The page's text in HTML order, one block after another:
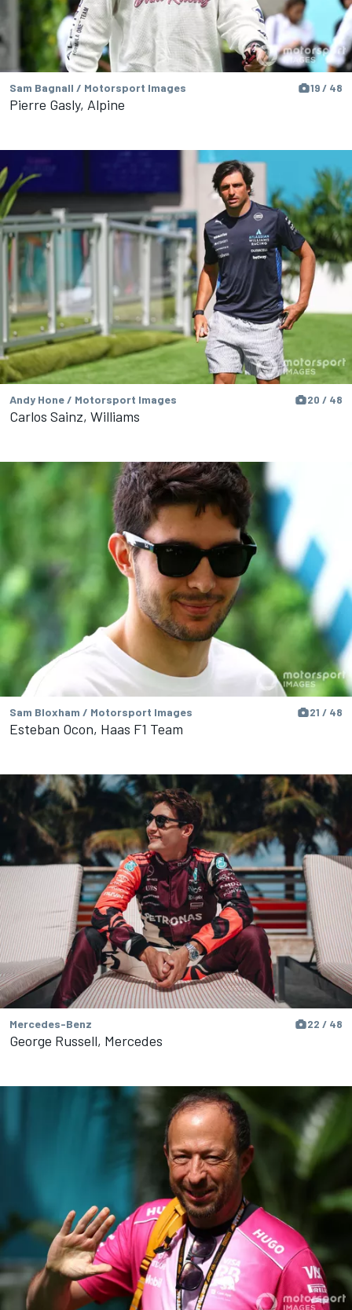
Sam Bagnall / Motorsport Images 19 / 48
Pierre Gasly, Alpine
Andy Hone / Motorsport Images 20 / 48
Carlos Sainz, Williams
Sam Bloxham / Motorsport Images 21 / 48
Esteban Ocon, Haas F1 Team
Mercedes-Benz 22 / 48
George Russell, Mercedes